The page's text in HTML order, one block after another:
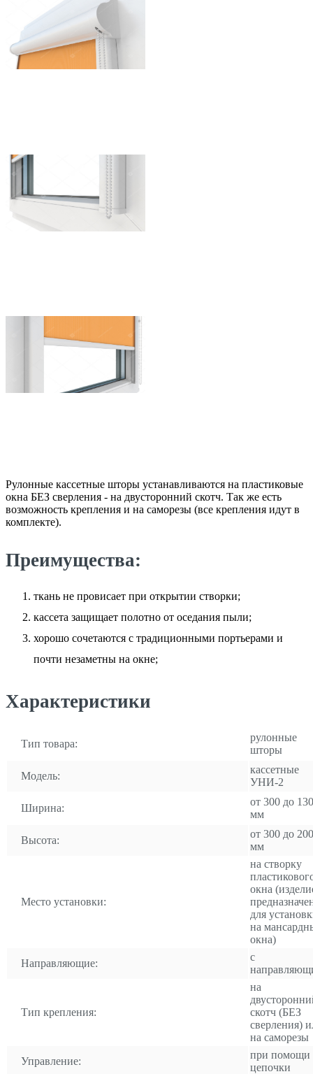
Рулонные кассетные шторы устанавливаются на пластиковые
окна БЕЗ сверления - на двусторонний скотч. Так же есть
возможность крепления и на саморезы (все крепления идут в
комплекте).
Преимущества:
ткань не провисает при открытии створки;
кассета защищает полотно от оседания пыли;
хорошо сочетаются с традиционными портьерами и
почти незаметны на окне;
Характеристики
Тип товара:
рулонные
шторы
Модель:
кассетные
УНИ-2
Ширина:
от 300 до
мм
Высота:
от 300 до
мм
Место установки:
на створку
окна
для
на
окна)
Направляющие:
с
Тип крепления:
на
скотч (БЕЗ
сверления)
на саморезы
Управление:
при помощи
цепочки